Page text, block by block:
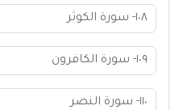
١٠٨- سورة الكوثر
١٠٩- سورة الكافرون
١١٠- سورة النصر